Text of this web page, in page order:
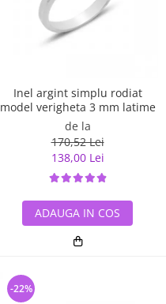
Inel argint simplu rodiat
model verigheta 3 mm latime
de la
170,52 Lei
138,00 Lei
ADAUGA IN COS
-22%